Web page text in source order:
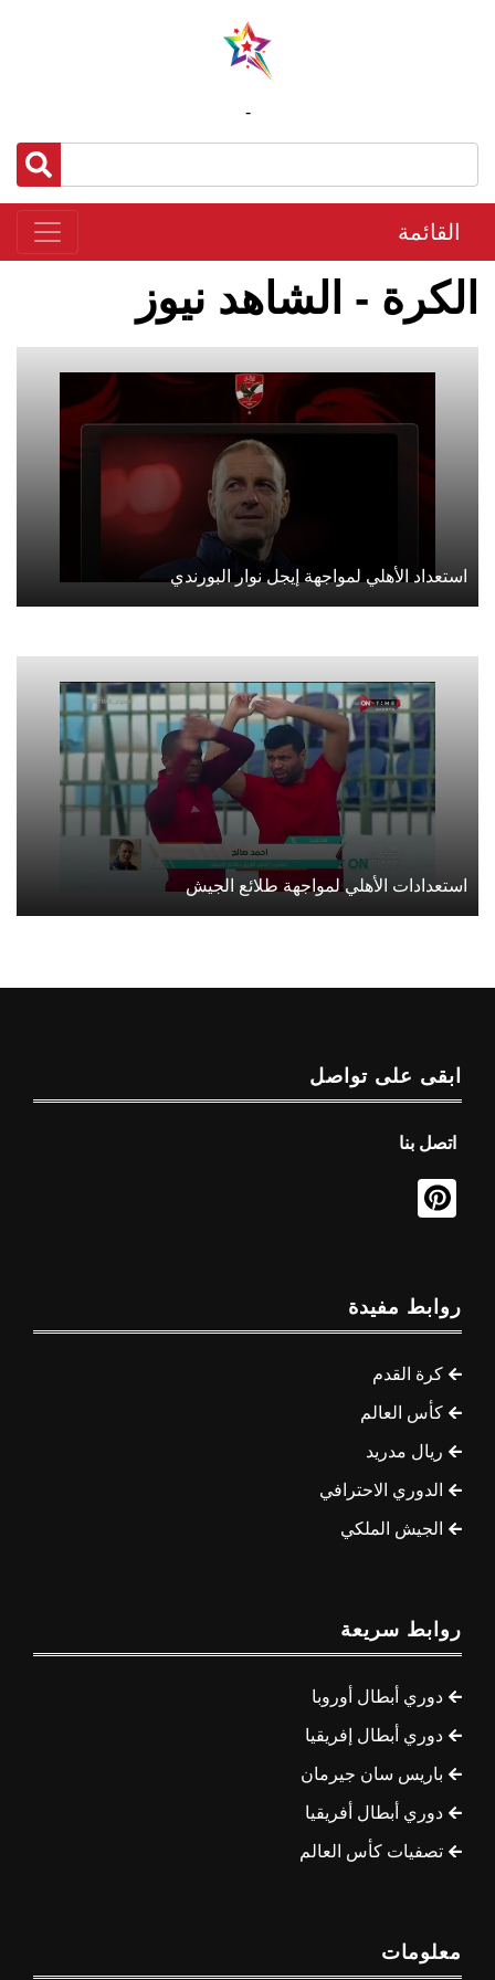
-
القائمة
الكرة - الشاهد نيوز
استعداد الأهلي لمواجهة إيجل نوار البورندي
استعدادات الأهلي لمواجهة طلائع الجيش
ابقى على تواصل
اتصل بنا
روابط مفيدة
كرة القدم
كأس العالم
ريال مدريد
الدوري الاحترافي
الجيش الملكي
روابط سريعة
دوري أبطال أوروبا
دوري أبطال إفريقيا
باريس سان جيرمان
دوري أبطال أفريقيا
تصفيات كأس العالم
معلومات